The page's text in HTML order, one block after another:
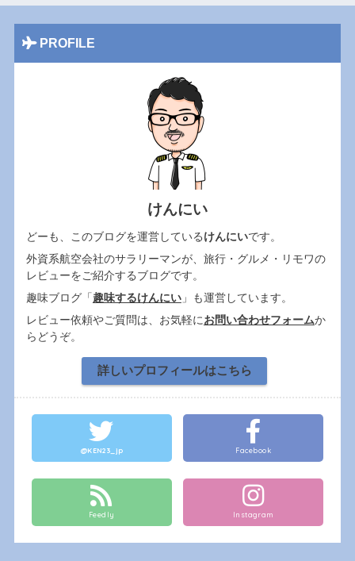
PROFILE
けんにい
どーも、このブログを運営しているけんにいです。
外資系航空会社のサラリーマンが、旅行・グルメ・リモワの
レビューをご紹介するブログです。
趣味ブログ「趣味するけんにい」も運営しています。
レビュー依頼やご質問は、お気軽にお問い合わせフォームか
らどうぞ。
詳しいプロフィールはこちら
@KEN23_jp Facebook
Feedly Instagram